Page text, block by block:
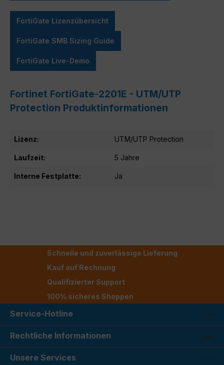
FortiGate Lizenzübersicht
FortiGate SMB Sizing Guide
FortiGate Live-Demo
Fortinet FortiGate-2201E - UTM/UTP
Protection Produktinformationen
Lizenz: UTM/UTP Protection
Laufzeit: 5 Jahre
Interne Festplatte: Ja
Schnelle und zuverlässige Lieferung
Kauf auf Rechnung
Qualifizierter Support
100% sicheres Shoppen
Service-Hotline
Rechtliche Informationen
Unsere Services